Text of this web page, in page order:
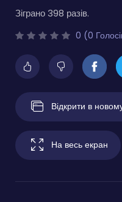
Зіграно 398 разів.
0 (0
Відкрити в новому
На весь екран